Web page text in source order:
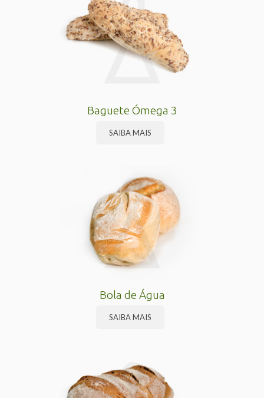
Baguete Ómega 3
SAIBA MAIS
Bola de Água
SAIBA MAIS